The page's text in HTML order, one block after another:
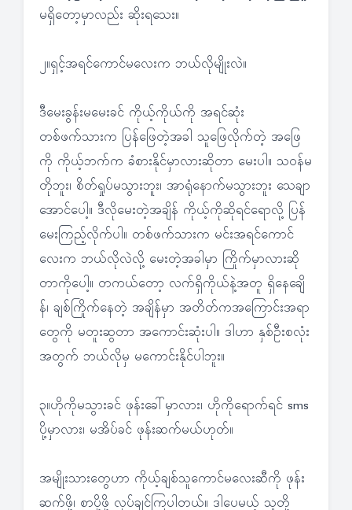
မရှိတော့မှာလည်း ဆိုးရသေး။
၂။ရှင့်အရင်ကောင်မလေးက ဘယ်လိုမျိုးလဲ။
ဒီမေးခွန်းမမေးခင် ကိုယ့်ကိုယ်ကို အရင်ဆုံး
တစ်ဖက်သားက ပြန်ဖြေတဲ့အခါ သူဖြေလိုက်တဲ့ အဖြေ
ကို ကိုယ့်ဘက်က ခံစားနိုင်မှာလားဆိုတာ မေးပါ။ သဝန်မ
တိုဘူး၊ စိတ်ရှုပ်မသွားဘူး၊ အာရုံနောက်မသွားဘူး သေချာ
အောင်ပေါ့။ ဒီလိုမေးတဲ့အချိန် ကိုယ့်ကိုဆိုရင်ရောလို့ ပြန်
မေးကြည့်လိုက်ပါ။ တစ်ဖက်သားက မင်းအရင်ကောင်
လေးက ဘယ်လိုလဲလို့ မေးတဲ့အခါမှာ ကြိုက်မှာလားဆို
တာကိုပေါ့။ တကယ်တော့ လက်ရှိကိုယ်နဲ့အတူ ရှိနေချေိ
န်၊ ချစ်ကြိုက်နေတဲ့ အချိန်မှာ အတိတ်ကအကြောင်းအရာ
တွေကို မတူးဆွတာ အကောင်းဆုံးပါ။ ဒါဟာ နှစ်ဦးစလုံး
အတွက် ဘယ်လိုမှ မကောင်းနိုင်ပါဘူး။
၃။ဟိုကိုမသွားခင် ဖုန်းခေါ်မှာလား၊ ဟိုကိုရောက်ရင် sms
ပို့မှာလား၊ မအိပ်ခင် ဖုန်းဆက်မယ်ဟုတ်။
အမျိုးသားတွေဟာ ကိုယ့်ချစ်သူကောင်မလေးဆီကို ဖုန်း
ဆက်ဖို့၊ စာပို့ဖို့ လုပ်ချင်ကြပါတယ်။ ဒါပေမယ့် သူတို့